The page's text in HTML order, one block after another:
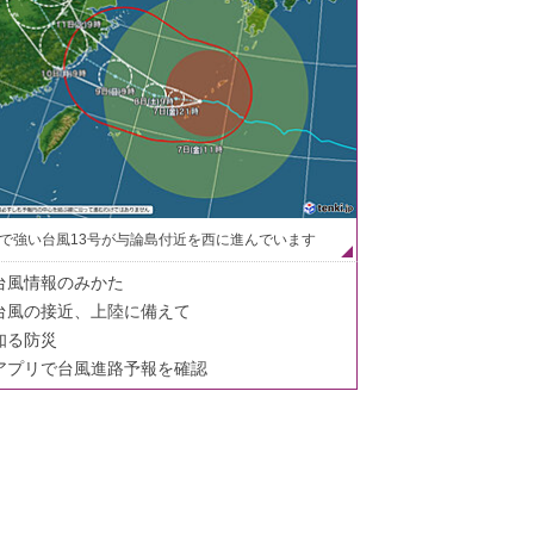
強い台風13号が与論島付近を西に進んでいます
風情報のみかた
風の接近、上陸に備えて
る防災
プリで台風進路予報を確認